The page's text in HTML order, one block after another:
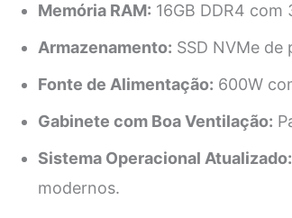
Memória RAM: 16GB DDR4
Armazenamento: SSD NVMe
Fonte de Alimentação: 600W
Gabinete com Boa Ventilação:
Sistema Operacional Atualizado:
modernos.